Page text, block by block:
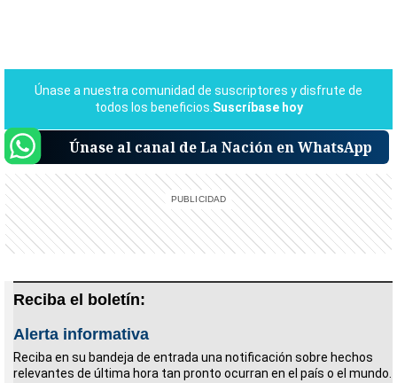
Únase al canal de La Nación en WhatsApp
Reciba el boletín:
Alerta informativa
Reciba en su bandeja de entrada una notificación sobre hechos
relevantes de última hora tan pronto ocurran en el país o el mundo.